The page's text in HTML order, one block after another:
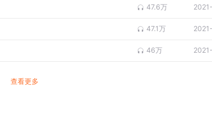
47.6万
47.1万
46万
查看更多